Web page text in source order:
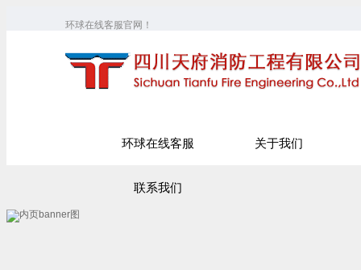
环球在线客服官网！
环球在线客服 关于我们
联系我们